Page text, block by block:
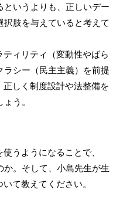
というよりも、正しいデー
肢を与えていると考えて
ィリティ（変動性やばら
シー（民主主義）を前提
しく制度設計や法整備を
う。
うようになることで、
か。そして、小島先生が生
て教えてください。